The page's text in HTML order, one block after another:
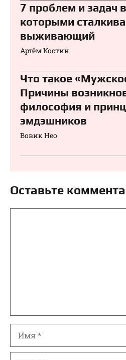
7 проблем и задач
которыми
выживающий
Артём Костин
Что такое
Причины
философия и
эмдэшников
Вовик Нео
Оставьте